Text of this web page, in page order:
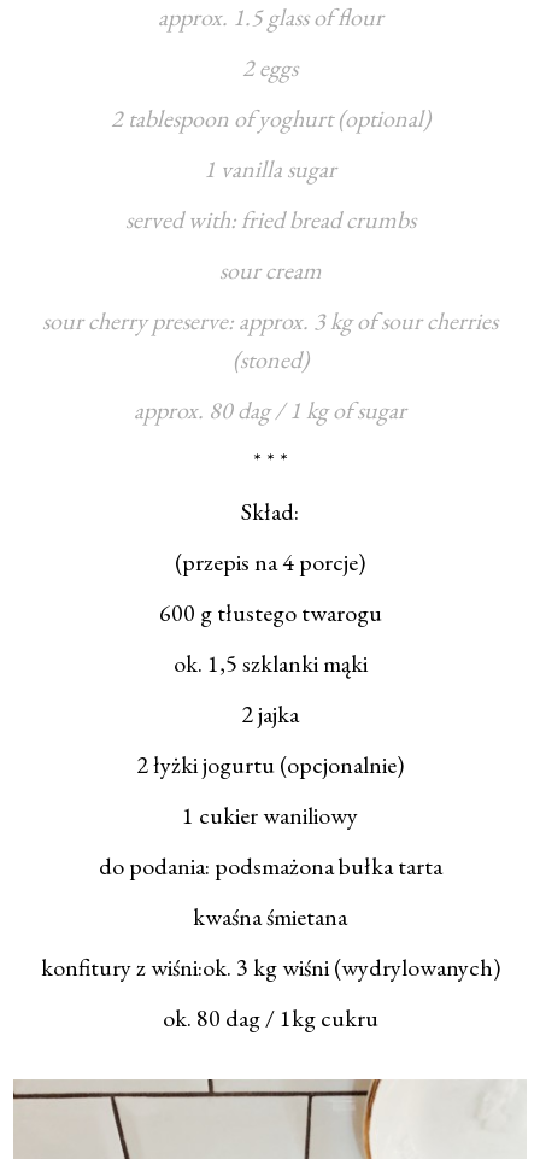
approx. 1.5 glass of flour
2 eggs
2 tablespoon of yoghurt (optional)
1 vanilla sugar
served with: fried bread crumbs
sour cream
sour cherry preserve: approx. 3 kg of sour cherries
(stoned)
approx. 80 dag / 1 kg of sugar
* * *
Skład:
(przepis na 4 porcje)
600 g tłustego twarogu
ok. 1,5 szklanki mąki
2 jajka
2 łyżki jogurtu (opcjonalnie)
1 cukier waniliowy
do podania: podsmażona bułka tarta
kwaśna śmietana
konfitury z wiśni:ok. 3 kg wiśni (wydrylowanych)
ok. 80 dag / 1kg cukru